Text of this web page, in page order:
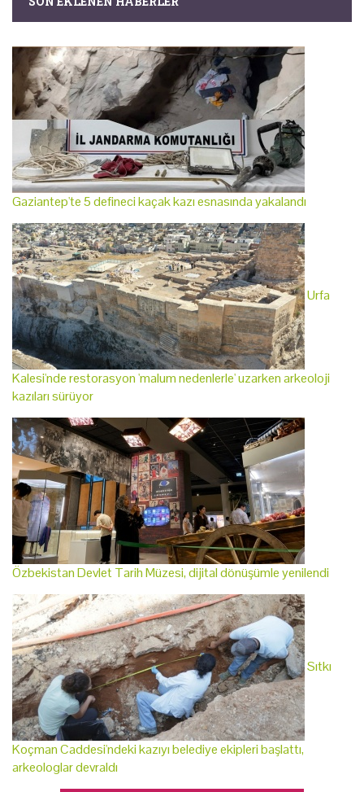
Gaziantep'te 5 defineci kaçak kazı esnasında yakalandı
Urfa
Kalesi'nde restorasyon 'malum nedenlerle' uzarken arkeoloji
kazıları sürüyor
Özbekistan Devlet Tarih Müzesi, dijital dönüşümle yenilendi
Sıtkı
Koçman Caddesi'ndeki kazıyı belediye ekipleri başlattı,
arkeologlar devraldı